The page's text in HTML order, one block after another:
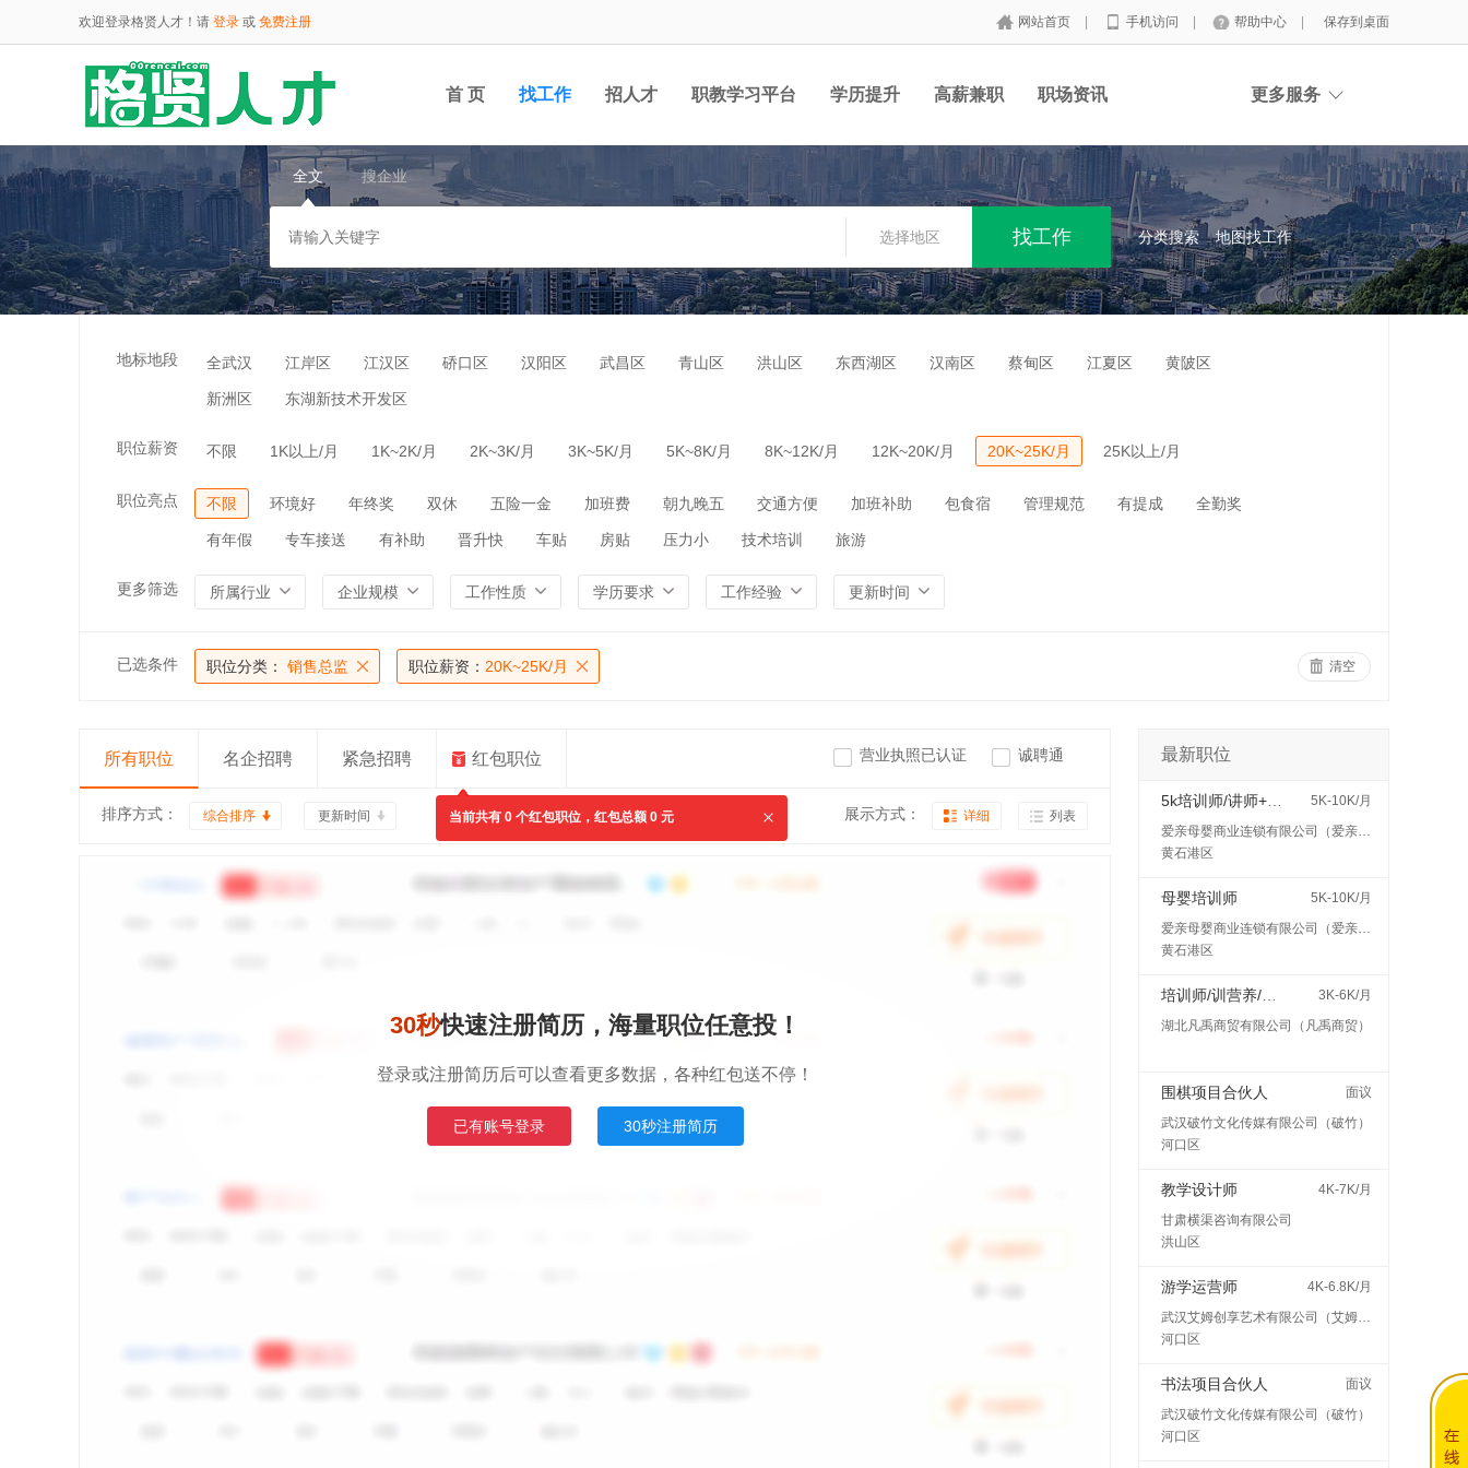
欢迎登录格贤人才！请 登录 或 免费注册 网站首页 手机访问 帮助中心 保存到桌面
首 页 找工作 招人才 职教学习平台 学历提升 高薪兼职 职场资讯
云端职位
更多服务
全文 搜企业
选择地区 分类搜索 地图找工作
地标地段 全武汉 江岸区 江汉区 硚口区 汉阳区 武昌区 青山区 洪山区 东西湖区 汉南区 蔡甸区 江夏区 黄陂区
新洲区 东湖新技术开发区
职位薪资 不限 1K以上/月 1K~2K/月 2K~3K/月 3K~5K/月 5K~8K/月 8K~12K/月 12K~20K/月 20K~25K/月 25K以上/月
职位亮点 不限 环境好 年终奖 双休 五险一金 加班费 朝九晚五 交通方便 加班补助 包食宿 管理规范 有提成 全勤奖
有年假 专车接送 有补助 晋升快 车贴 房贴 压力小 技术培训 旅游
更多筛选 所属行业 企业规模 工作性质 学历要求 工作经验 更新时间
已选条件 职位分类： 销售总监 职位薪资： 20K~25K/月 清空
所有职位 名企招聘 紧急招聘 红包职位
当前共有 0 个红包职位，红包总额 0 元
营业执照已认证 诚聘通
排序方式： 综合排序 更新时间 展示方式： 详细 列表
30秒快速注册简历，海量职位任意投！
登录或注册简历后可以查看更多数据，各种红包送不停！
已有账号登录 30秒注册简历
最新职位
5K-10K/月
爱亲母婴商业连锁有限公司（爱亲母婴）
黄石港区
母婴培训师
5K-10K/月
爱亲母婴商业连锁有限公司（爱亲母婴）
黄石港区
3K-6K/月
湖北凡禹商贸有限公司（凡禹商贸）
围棋项目合伙人
面议
武汉破竹文化传媒有限公司（破竹）
河口区
教学设计师
4K-7K/月
甘肃横渠咨询有限公司
洪山区
游学运营师
4K-6.8K/月
武汉艾姆创享艺术有限公司（艾姆创享）
河口区
书法项目合伙人
面议
武汉破竹文化传媒有限公司（破竹）
河口区